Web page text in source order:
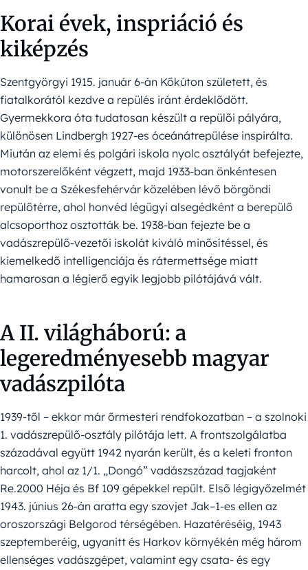
Korai évek, inspriáció és
kiképzés
Szentgyörgyi 1915. január 6-án Kőkúton született, és
fiatalkorától kezdve a repülés iránt érdeklődött.
Gyermekkora óta tudatosan készült a repülői pályára,
különösen Lindbergh 1927-es óceánátrepülése inspirálta.
Miután az elemi és polgári iskola nyolc osztályát befejezte,
motorszerelőként végzett, majd 1933-ban önkéntesen
vonult be a Székesfehérvár közelében lévő börgöndi
repülőtérre, ahol honvéd légügyi alsegédként a berepülő
alcsoporthoz osztották be. 1938-ban fejezte be a
vadászrepülő-vezetői iskolát kiváló minősítéssel, és
kiemelkedő intelligenciája és rátermettsége miatt
hamarosan a légierő egyik legjobb pilótájává vált.
A II. világháború: a
legeredményesebb magyar
vadászpilóta
1939-től – ekkor már őrmesteri rendfokozatban – a szolnoki
1. vadászrepülő-osztály pilótája lett. A frontszolgálatba
századával együtt 1942 nyarán került, és a keleti fronton
harcolt, ahol az 1/1. „Dongó” vadászszázad tagjaként
Re.2000 Héja és Bf 109 gépekkel repült. Első légigyőzelmét
1943. június 26-án aratta egy szovjet Jak–1-es ellen az
oroszországi Belgorod térségében. Hazatéréséig, 1943
szeptemberéig, ugyanitt és Harkov környékén még három
ellenséges vadászgépet, valamint egy csata- és egy